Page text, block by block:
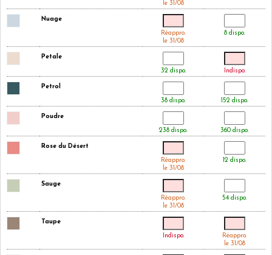
le 31/08
Nuage
Réappro.
le 31/08
8 dispo.
Petale
32 dispo. Indispo.
Petrol
38 dispo. 152 dispo.
Poudre
238 dispo. 360 dispo.
Rose du Désert
Réappro.
le 31/08
12 dispo.
Sauge
Réappro.
le 31/08
54 dispo.
Taupe
Indispo.
Réappro.
le 31/08